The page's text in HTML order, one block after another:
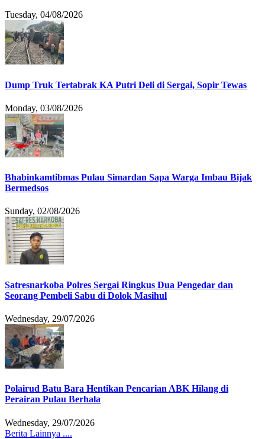
Tuesday, 04/08/2026
Dump Truk Tertabrak KA Putri Deli di Sergai, Sopir Tewas
Monday, 03/08/2026
Bhabinkamtibmas Pulau Simardan Sapa Warga Imbau Bijak
Bermedsos
Sunday, 02/08/2026
Satresnarkoba Polres Sergai Ringkus Dua Pengedar dan
Seorang Pembeli Sabu di Dolok Masihul
Wednesday, 29/07/2026
Polairud Batu Bara Hentikan Pencarian ABK Hilang di
Perairan Pulau Berhala
Wednesday, 29/07/2026
Berita Lainnya ....